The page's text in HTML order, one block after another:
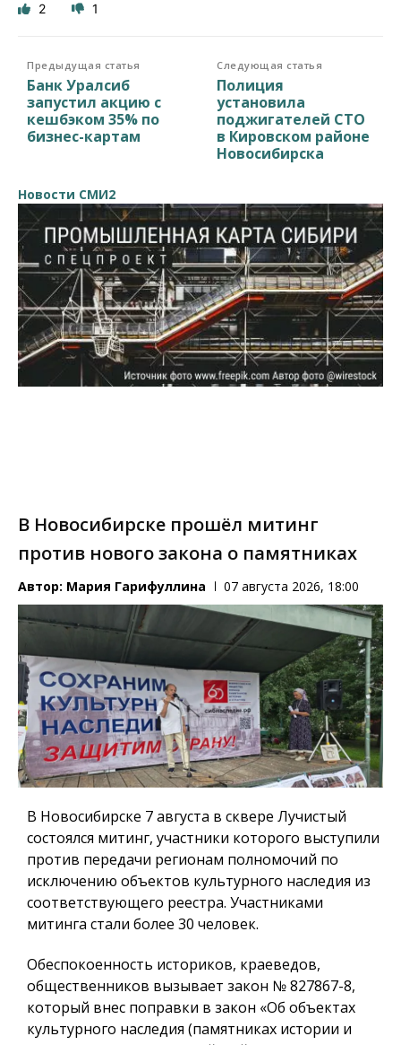
2 1
Предыдущая статья
Банк Уралсиб
запустил акцию с
кешбэком 35% по
бизнес-картам
Следующая статья
Полиция
установила
поджигателей СТО
в Кировском районе
Новосибирска
Новости СМИ2
В Новосибирске прошёл митинг
против нового закона о памятниках
Автор: Мария Гарифуллина 07 августа 2026, 18:00
В Новосибирске 7 августа в сквере Лучистый
состоялся митинг, участники которого выступили
против передачи регионам полномочий по
исключению объектов культурного наследия из
соответствующего реестра. Участниками
митинга стали более 30 человек.
Обеспокоенность историков, краеведов,
общественников вызывает закон № 827867-8,
который внес поправки в закон «Об объектах
культурного наследия (памятниках истории и